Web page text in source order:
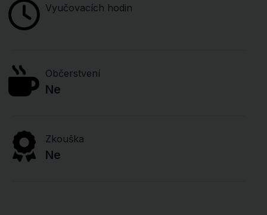
Vyučovacích hodin
Občerstvení
Ne
Zkouška
Ne